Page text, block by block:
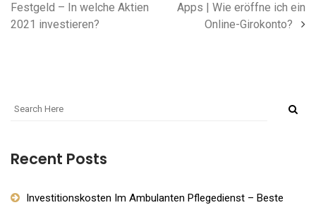
Festgeld – In welche Aktien
2021 investieren?
Apps | Wie eröffne ich ein
Online-Girokonto?
Recent Posts
Investitionskosten Im Ambulanten Pflegedienst – Beste